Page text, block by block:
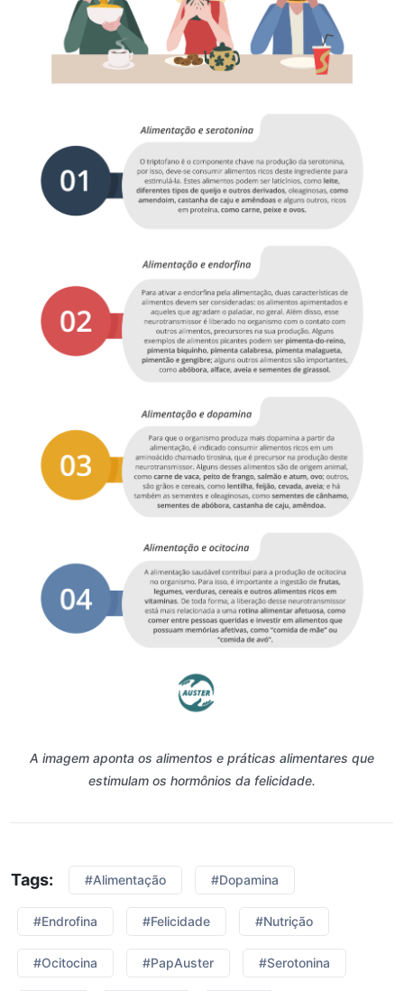
A imagem aponta os alimentos e práticas alimentares que
estimulam os hormônios da felicidade.
Tags: #alimentação #dopamina
#endrofina #felicidade #nutrição
#ocitocina #PapAuster #serotonina